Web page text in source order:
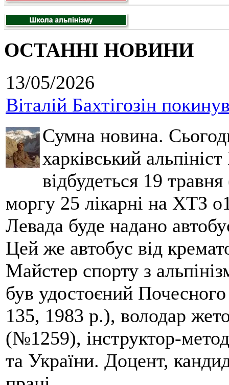
ОСТАННІ НОВИНИ
13/05/2026
Віталій Бахтігозін
Сумна новина.
харківський
відбудеться 19
моргу 25 лікарні на ХТЗ
Левада буде надано
Цей же автобус від
Майстер спорту з
був удостоєний
135, 1983 р.), володар
(№1259), інструктор-
та України. Доцент,